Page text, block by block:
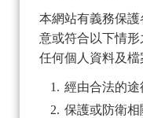
本網站有義務保
意或符合以下情
任何個人資料及檔
經由合法的途
保護或防衛相